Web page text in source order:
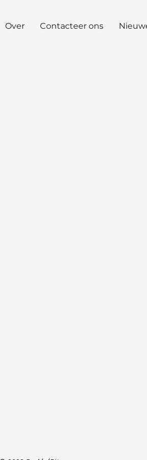
Over Contacteer ons